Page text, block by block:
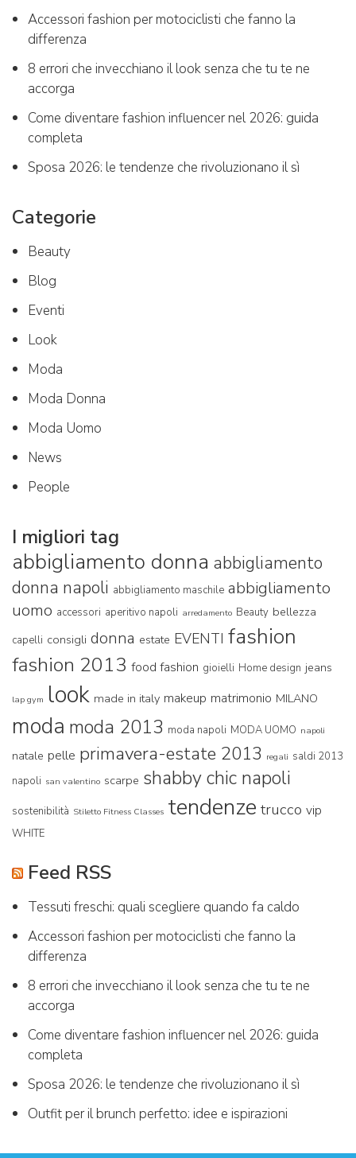
Accessori fashion per motociclisti che fanno la
differenza
8 errori che invecchiano il look senza che tu te ne
accorga
Come diventare fashion influencer nel 2026: guida
completa
Sposa 2026: le tendenze che rivoluzionano il sì
Categorie
Beauty
Blog
Eventi
Look
Moda
Moda Donna
Moda Uomo
News
People
I migliori tag
abbigliamento donna abbigliamento
donna napoli abbigliamento maschile abbigliamento
uomo accessori aperitivo napoli arredamento Beauty bellezza
capelli consigli donna estate EVENTI fashion
fashion 2013 food fashion gioielli Home design jeans
lap gym look made in italy makeup matrimonio MILANO
moda moda 2013 moda napoli MODA UOMO napoli
natale pelle primavera-estate 2013 regali saldi 2013
napoli san valentino scarpe shabby chic napoli
sostenibilità Stiletto Fitness Classes tendenze trucco vip
WHITE
Feed RSS
Tessuti freschi: quali scegliere quando fa caldo
Accessori fashion per motociclisti che fanno la
differenza
8 errori che invecchiano il look senza che tu te ne
accorga
Come diventare fashion influencer nel 2026: guida
completa
Sposa 2026: le tendenze che rivoluzionano il sì
Outfit per il brunch perfetto: idee e ispirazioni